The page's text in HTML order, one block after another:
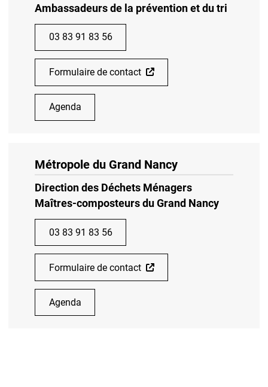
Ambassadeurs de la prévention et du tri
03 83 91 83 56
Formulaire de contact
Agenda
Métropole du Grand Nancy
Direction des Déchets Ménagers
Maîtres-composteurs du Grand Nancy
03 83 91 83 56
Formulaire de contact
Agenda